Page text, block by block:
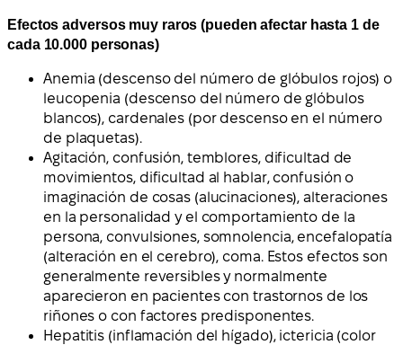
Efectos adversos muy raros (pueden afectar hasta 1 de
cada 10.000 personas)
Anemia (descenso del número de glóbulos rojos) o
leucopenia (descenso del número de glóbulos
blancos), cardenales (por descenso en el número
de plaquetas).
Agitación, confusión, temblores, dificultad de
movimientos, dificultad al hablar, confusión o
imaginación de cosas (alucinaciones), alteraciones
en la personalidad y el comportamiento de la
persona, convulsiones, somnolencia, encefalopatía
(alteración en el cerebro), coma. Estos efectos son
generalmente reversibles y normalmente
aparecieron en pacientes con trastornos de los
riñones o con factores predisponentes.
Hepatitis (inflamación del hígado), ictericia (color